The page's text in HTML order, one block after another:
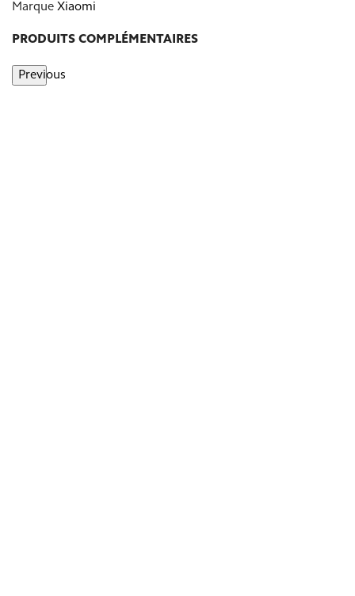
Marque Xiaomi
PRODUITS COMPLÉMENTAIRES
Previous